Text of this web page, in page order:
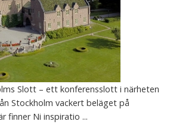
Slott – ett konferensslott i närheten
Stockholm vackert beläget på
finner Ni inspiratio ...